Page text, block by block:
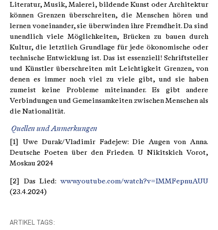
Literatur, Musik, Malerei, bildende Kunst oder Architektur
können Grenzen überschreiten, die Menschen hören und
lernen voneinander, sie überwinden ihre Fremdheit. Da sind
unendlich viele Möglichkeiten, Brücken zu bauen durch
Kultur, die letztlich Grundlage für jede ökonomische oder
technische Entwicklung ist. Das ist essenziell! Schriftsteller
und Künstler überschreiten mit Leichtigkeit Grenzen, von
denen es immer noch viel zu viele gibt, und sie haben
zumeist keine Probleme miteinander. Es gibt andere
Verbindungen und Gemeinsamkeiten zwischen Menschen als
die Nationalität.
Quellen und Anmerkungen
[1] Uwe Durak/Vladimir Fadejew: Die Augen von Anna.
Deutsche Poeten über den Frieden. U Nikitskich Vorot,
Moskau 2024
[2] Das Lied: www.youtube.com/watch?v=IMMFepnuAUU
(23.4.2024)
ARTIKEL TAGS: